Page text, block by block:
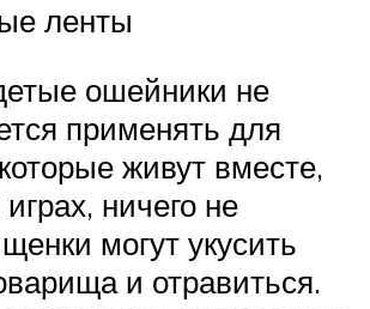
ленты
ошейники не
применять для
живут вместе,
ничего не
могут укусить
и отравиться.